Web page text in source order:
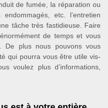
de fumée, la réparation ou
etc. l’entretien
tâche très fastidieuse. Faire
de temps et vous
De plus nous pouvons vous
qui pourra vous être utile vis-
voulez plus d’informations,